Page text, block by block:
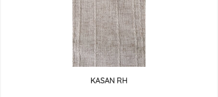
KASAN RH